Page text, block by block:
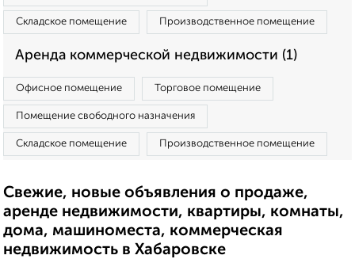
Складское помещение Производственное помещение
Аренда коммерческой недвижимости (1)
Офисное помещение Торговое помещение
Помещение свободного назначения
Складское помещение Производственное помещение
Свежие, новые объявления о продаже,
аренде недвижимости, квартиры, комнаты,
дома, машиноместа, коммерческая
недвижимость в Хабаровске